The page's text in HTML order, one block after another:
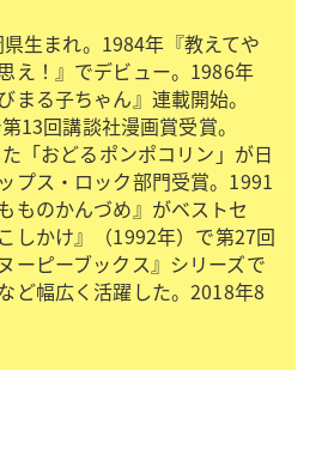
生まれ。1984年『教えてや
え！』でデビュー。1986年
まる子ちゃん』連載開始。
13回講談社漫画賞受賞。
「おどるポンポコリン」が日
プス・ロック部門受賞。1991
ものかんづめ』がベストセ
しかけ』（1992年）で第27回
ーピーブックス』シリーズで
ど幅広く活躍した。2018年8